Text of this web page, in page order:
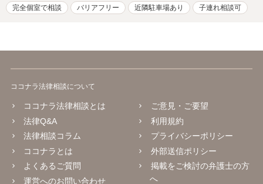
完全個室で相談 バリアフリー 近隣駐車場あり 子連れ相談可
ココナラ法律相談について
ココナラ法律相談とは
法律Q&A
法律相談コラム
ココナラとは
よくあるご質問
運営へのお問い合わせ
ご意見・ご要望
利用規約
プライバシーポリシー
外部送信ポリシー
掲載をご検討の弁護士の方
へ